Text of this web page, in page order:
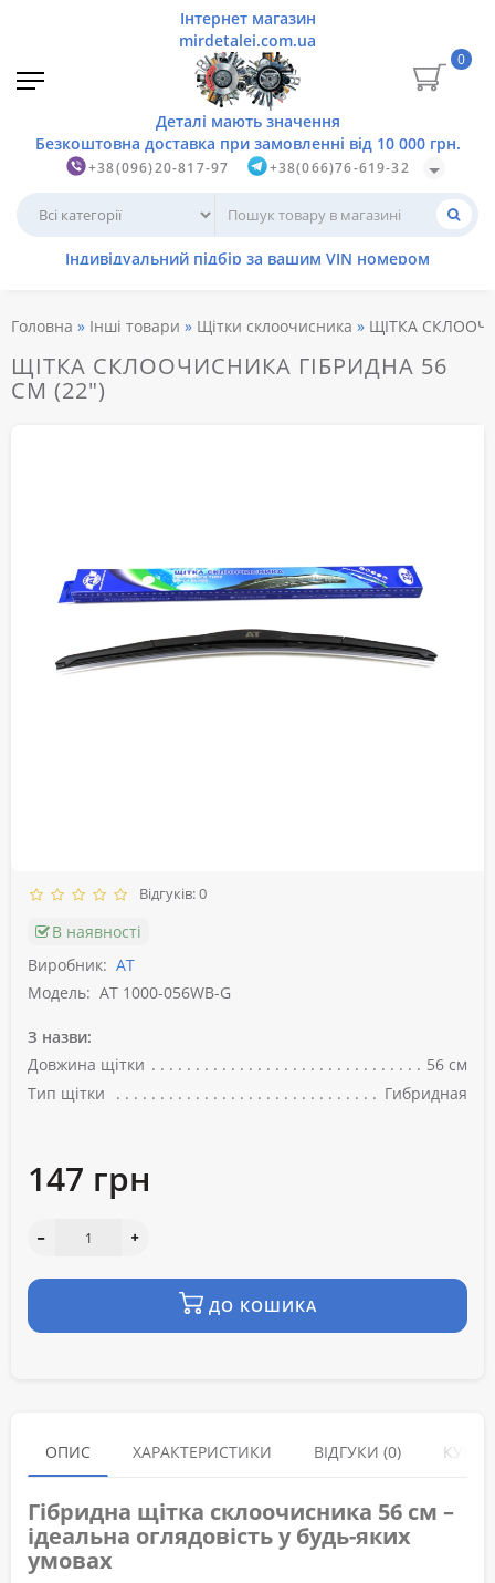
+38(096)20-817-97 +38(066)76-619-32
0
Головна Інші товари Щітки склоочисника ЩІТКА
ЩІТКА СКЛООЧИСНИКА ГІБРИДНА 56
СМ (22")
Відгуків: 0
В наявності
Виробник: АТ
Модель: AT 1000-056WB-G
З назви:
Довжина щітки
56 см
Тип щітки
Гибридная
147 грн
ДО КОШИКА
ОПИС ХАРАКТЕРИСТИКИ ВІДГУКИ (0)
Гібридна щітка склоочисника 56 см –
ідеальна оглядовість у будь-яких
умовах